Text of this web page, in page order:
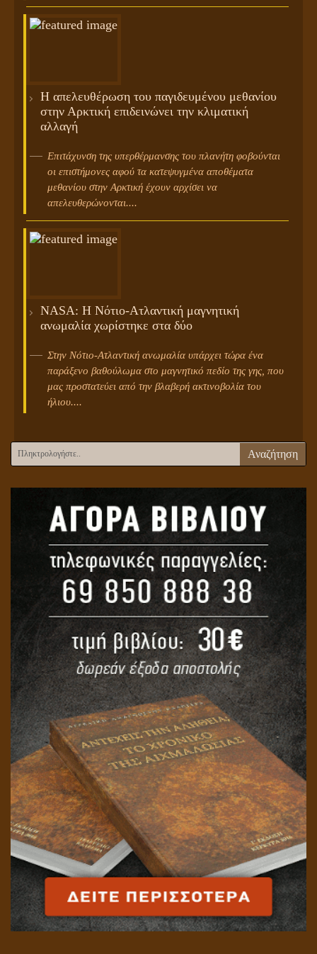
Η απελευθέρωση του παγιδευμένου μεθανίου
στην Αρκτική επιδεινώνει την κλιματική
αλλαγή
Επιτάχυνση της υπερθέρμανσης του πλανήτη φοβούνται
οι επιστήμονες αφού τα κατεψυγμένα αποθέματα
μεθανίου στην Αρκτική έχουν αρχίσει να
απελευθερώνονται....
NASA: Η Νότιο-Ατλαντική μαγνητική
ανωμαλία χωρίστηκε στα δύο
Στην Νότιο-Ατλαντική ανωμαλία υπάρχει τώρα ένα
παράξενο βαθούλωμα στο μαγνητικό πεδίο της γης, που
μας προστατεύει από την βλαβερή ακτινοβολία του
ήλιου....
Αναζήτηση